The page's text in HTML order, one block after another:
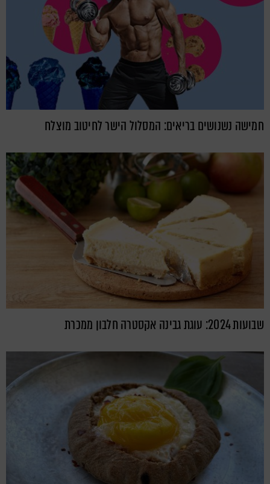
חמישה נשנושים בריאים: המסלול הישר לחיטוב מוצלח
שבועות 2024: עוגת גבינה אקסטרה חלבון ממכרת